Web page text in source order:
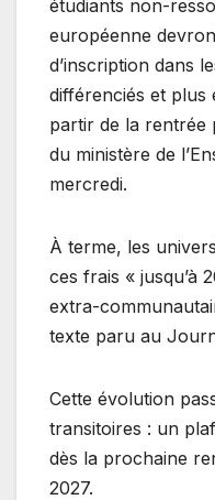
étudiants non-
européenne
d’inscription dans
différenciés et plus
partir de la rentrée
du ministère de
mercredi.
À terme, les
ces frais « jusqu’à
extra-
texte paru au
Cette évolution
transitoires : un
dès la prochaine
2027.